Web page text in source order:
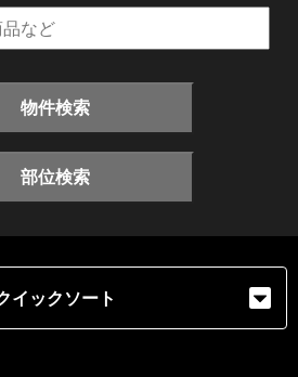
物件検索
部位検索
イックソート